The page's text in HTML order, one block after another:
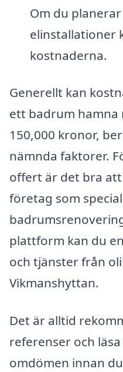
Om du
elinstallationer
kostnaderna.
Generellt kan
ett badrum hamna
150,000 kronor,
nämnda faktorer.
offert är det bra
företag som
plattform kan du
och tjänster från
Vikmanshyttan.
Det är alltid
referenser och
omdömen innan